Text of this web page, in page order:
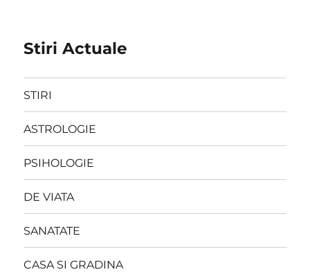
Stiri Actuale
STIRI
ASTROLOGIE
PSIHOLOGIE
DE VIATA
SANATATE
CASA SI GRADINA